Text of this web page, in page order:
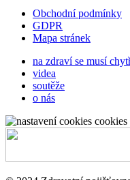
Obchodní podmínky
GDPR
Mapa stránek
na zdraví se musí
videa
soutěže
o nás
cookies